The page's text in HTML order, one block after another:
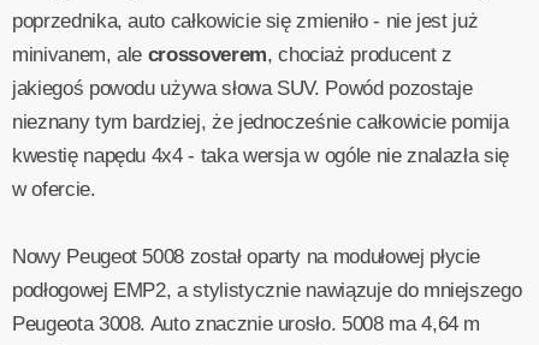
poprzednika, auto całkowicie się zmieniło - nie jest już
minivanem, ale crossoverem, chociaż producent z
jakiegoś powodu używa słowa SUV. Powód pozostaje
nieznany tym bardziej, że jednocześnie całkowicie pomija
kwestię napędu 4x4 - taka wersja w ogóle nie znalazła się
w ofercie.
Nowy Peugeot 5008 został oparty na modułowej płycie
podłogowej EMP2, a stylistycznie nawiązuje do mniejszego
Peugeota 3008. Auto znacznie urosło. 5008 ma 4,64 m